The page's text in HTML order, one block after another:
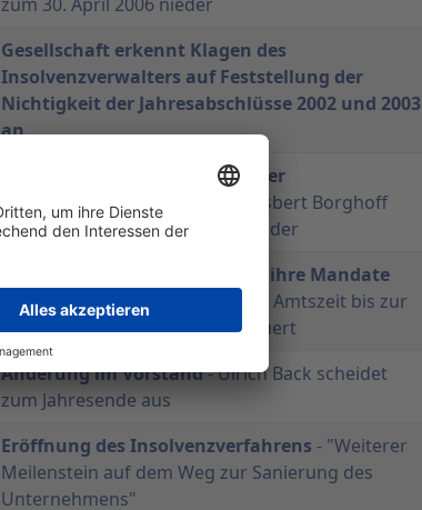
Gesellschaft erkennt Klagen des
Insolvenzverwalters auf Feststellung der
Nichtigkeit der Jahresabschlüsse 2002 und 2003
an
Veit-Gunnar Schüttrumpf neuer
Aufsichtsratsvorsitzender
- Gisbert Borghoff
wird stellvertretender Vorsitzender
Aufsichtsratsmitglieder legen ihre Mandate
nieder - Turnusgemäß hätte die Amtszeit bis zur
Hauptversammlung 2006 gedauert
Änderung im Vorstand- Ulrich Back scheidet
zum Jahresende aus
Eröffnung des Insolvenzverfahrens - "Weiterer
Meilenstein auf dem Weg zur Sanierung des
Unternehmens"